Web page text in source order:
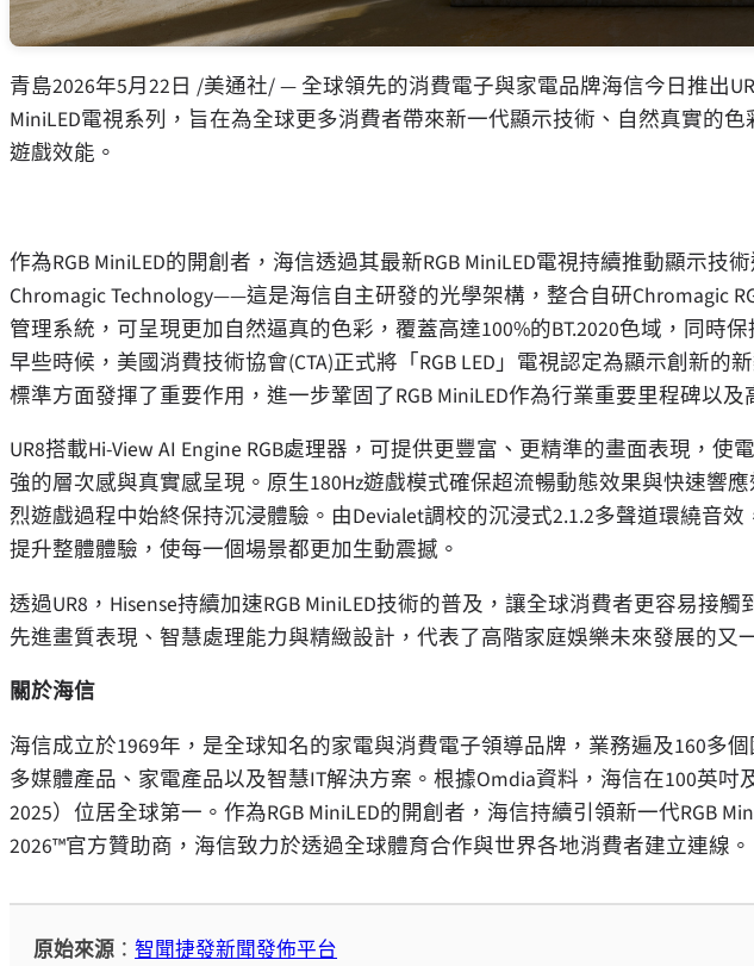
青島2026年5月22日 /美通社/ — 全球領先的消費電子與家電品牌海信今日推出
MiniLED電視系列，旨在為全球更多消費者帶來新一代顯示技術、自然真實的
遊戲效能。
作為RGB MiniLED的開創者，海信透過其最新RGB MiniLED電視持續推動顯示技
Chromagic Technology——這是海信自主研發的光學架構，整合自研Chromagic
管理系統，可呈現更加自然逼真的色彩，覆蓋高達100%的BT.2020色域，同時
早些時候，美國消費技術協會(CTA)正式將「RGB LED」電視認定為顯示創新的
標準方面發揮了重要作用，進一步鞏固了RGB MiniLED作為行業重要里程碑以
UR8搭載Hi-View AI Engine RGB處理器，可提供更豐富、更精準的畫面表現，
強的層次感與真實感呈現。原生180Hz遊戲模式確保超流暢動態效果與快速響
烈遊戲過程中始終保持沉浸體驗。由Devialet調校的沉浸式2.1.2多聲道環繞音
提升整體體驗，使每一個場景都更加生動震撼。
透過UR8，Hisense持續加速RGB MiniLED技術的普及，讓全球消費者更容易接
先進畫質表現、智慧處理能力與精緻設計，代表了高階家庭娛樂未來發展的又
關於海信
海信成立於1969年，是全球知名的家電與消費電子領導品牌，業務遍及160多
多媒體產品、家電產品以及智慧IT解決方案。根據Omdia資料，海信在100英吋
2025）位居全球第一。作為RGB MiniLED的開創者，海信持續引領新一代RGB
2026™官方贊助商，海信致力於透過全球體育合作與世界各地消費者建立連線。
原始來源 ：智聞捷發新聞發佈平台